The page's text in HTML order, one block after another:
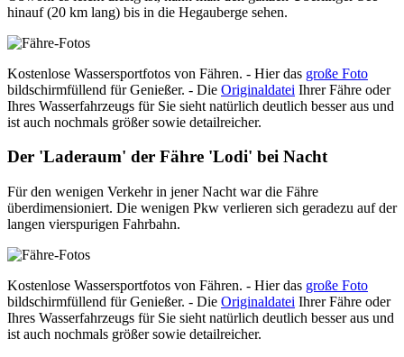
hinauf (20 km lang) bis in die Hegauberge sehen.
Kostenlose Wassersportfotos von Fähren. - Hier das große Foto
bildschirmfüllend für Genießer. - Die Originaldatei Ihrer Fähre oder
Ihres Wasserfahrzeugs für Sie sieht natürlich deutlich besser aus und
ist auch nochmals größer sowie detailreicher.
Der 'Laderaum' der Fähre 'Lodi' bei Nacht
Für den wenigen Verkehr in jener Nacht war die Fähre
überdimensioniert. Die wenigen Pkw verlieren sich geradezu auf der
langen vierspurigen Fahrbahn.
Kostenlose Wassersportfotos von Fähren. - Hier das große Foto
bildschirmfüllend für Genießer. - Die Originaldatei Ihrer Fähre oder
Ihres Wasserfahrzeugs für Sie sieht natürlich deutlich besser aus und
ist auch nochmals größer sowie detailreicher.